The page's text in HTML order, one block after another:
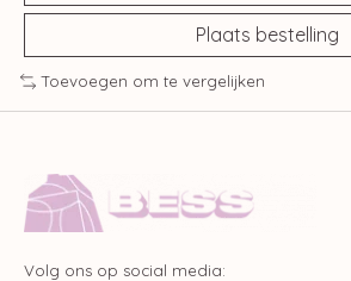
Plaats bestelling
Toevoegen om te vergelijken
Volg ons op social media: